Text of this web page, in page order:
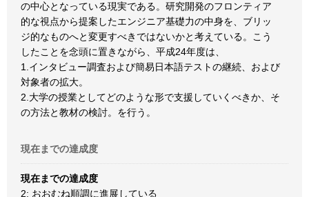
の中心となっている現実である。研究開発のフロンティア
的な視点から提案したエンジニア基礎力の中身を、ブリッ
ジ的なものへと変更すべきではないかと考えている。こう
したことを念頭に置きながら、平成24年度は、
1.インタビュー調査および簡易日本語テストの継続、および
対象者の拡大。
2.大学の授業としてどのような形で支援していくべきか、そ
の方法と教材の検討。を行う。
現在までの達成度
現在までの達成度
2: おおむね順調に進展している